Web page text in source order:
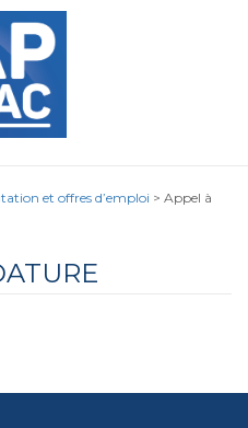
et offres d’emploi > Appel à